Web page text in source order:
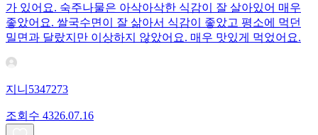
가 있어요. 숙주나물은 아삭아삭한 식감이 잘 살아있어 매우
좋았어요. 쌀국수면이 잘 삶아서 식감이 좋았고 평소에 먹던
밀면과 달랐지만 이상하지 않았어요. 매우 맛있게 먹었어요.
지니5347273
조회수 4326.07.16